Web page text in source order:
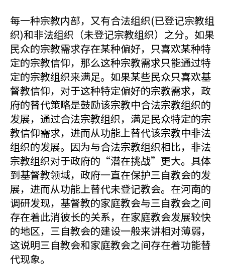
每一种宗教内部，又有合法组织(已登记宗教组
织)和非法组织（未登记宗教组织）之分。如果
民众的宗教需求存在某种偏好，只喜欢某种特
定的宗教信仰，那么这种宗教需求只能通过特
定的宗教组织来满足。如果某些民众只喜欢基
督教信仰，对于这种特定偏好的宗教需求，政
府的替代策略是鼓励该宗教中合法宗教组织的
发展，通过合法宗教组织，满足民众特定的宗
教信仰需求，进而从功能上替代该宗教中非法
组织的发展。因为与合法宗教组织相比，非法
宗教组织对于政府的“潜在挑战”更大。具体
到基督教领域，政府一直在保护三自教会的发
展，进而从功能上替代未登记教会。在河南的
调研发现，基督教的家庭教会与三自教会之间
存在着此消彼长的关系，在家庭教会发展较快
的地区，三自教会的建设一般来讲相对薄弱，
这说明三自教会和家庭教会之间存在着功能替
代现象。